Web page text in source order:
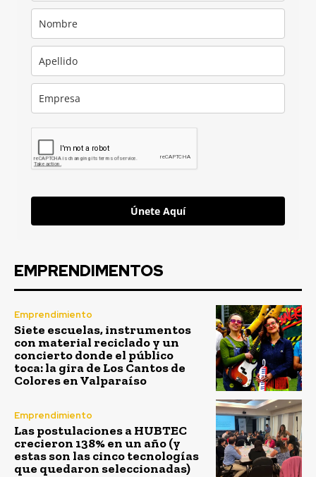
Únete Aquí
EMPRENDIMENTOS
Emprendimiento
Siete escuelas, instrumentos
con material reciclado y un
concierto donde el público
toca: la gira de Los Cantos de
Colores en Valparaíso
Emprendimiento
Las postulaciones a HUBTEC
crecieron 138% en un año (y
estas son las cinco tecnologías
que quedaron seleccionadas)